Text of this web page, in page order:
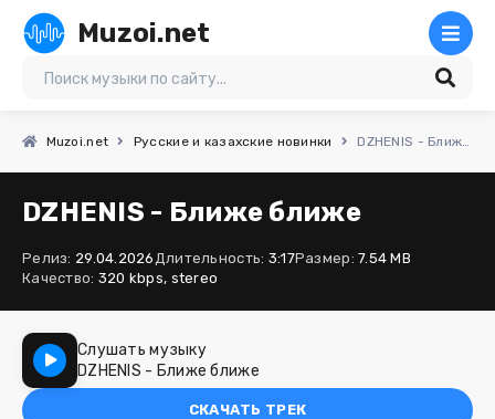
Muzoi.net
Muzoi.net Русские и казахские новинки DZHENIS - Ближе ближе
DZHENIS - Ближе ближе
Релиз: 29.04.2026Длительность: 3:17Размер: 7.54 MB
Качество: 320 kbps, stereo
Слушать музыку
DZHENIS - Ближе ближе
СКАЧАТЬ ТРЕК